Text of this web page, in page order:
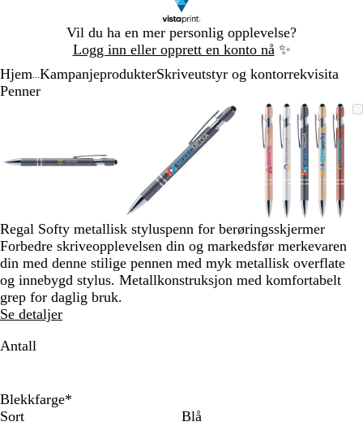
Vil du ha en mer personlig opplevelse?
Logg inn eller opprett en konto nå ✨
1
Hjem KampanjeprodukterSkriveutstyr og kontorrekvisita
Penner
zoomes
utvide
og
zoome
og
piltastene
for
å
panorere
som
kan
zoomes
Zoomet
minimum
utvide
tastene
pluss
og
zoome
og
piltastene
for
Bilde
som
kan
zoomes
Zoomet
til
minimum
Klikk
for
å
utvide
Bruk
tastene
pluss
og
minus
å
zoome
og
piltastene
for
3
Regal Softy metallisk styluspenn for berøringsskjermer
Forbedre skriveopplevelsen din og markedsfør merkevaren
din med denne stilige pennen med myk metallisk overflate
og innebygd stylus. Metallkonstruksjon med komfortabelt
grep for daglig bruk.
Se detaljer
Antall
Blekkfarge*
Sort
Blå